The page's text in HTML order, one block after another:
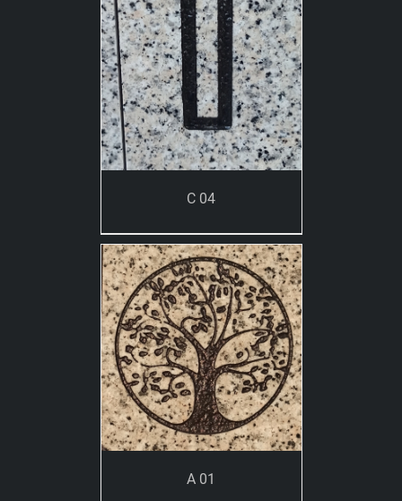
C 04
A 01